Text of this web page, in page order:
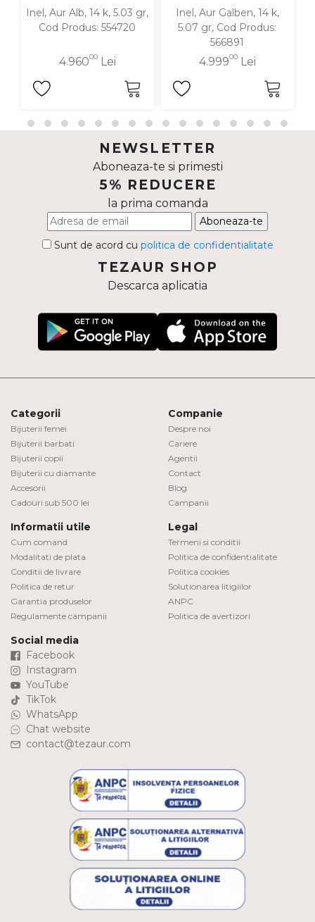
Inel, Aur Alb, 14 k, 5.03 gr,
Cod Produs: 554720
4.96000Lei
Inel, Aur Galben, 14 k,
5.07 gr, Cod Produs:
566891
4.99900Lei
NEWSLETTER
Aboneaza-te si primesti
5% REDUCERE
la prima comanda
Aboneaza-te
Sunt de acord cu politica de confidentialitate
TEZAUR SHOP
Descarca aplicatia
Categorii
Bijuterii femei
Bijuterii barbati
Bijuterii copii
Bijuterii cu diamante
Accesorii
Cadouri sub 500 lei
Companie
Despre noi
Cariere
Agentii
Contact
Blog
Campanii
Informatii utile
Cum comand
Modalitati de plata
Conditii de livrare
Politica de retur
Garantia produselor
Regulamente campanii
Legal
Termeni si conditii
Politica de confidentialitate
Politica cookies
Solutionarea litigiilor
ANPC
Politica de avertizori
Social media
Facebook
Instagram
YouTube
TikTok
WhatsApp
Chat website
contact@tezaur.com